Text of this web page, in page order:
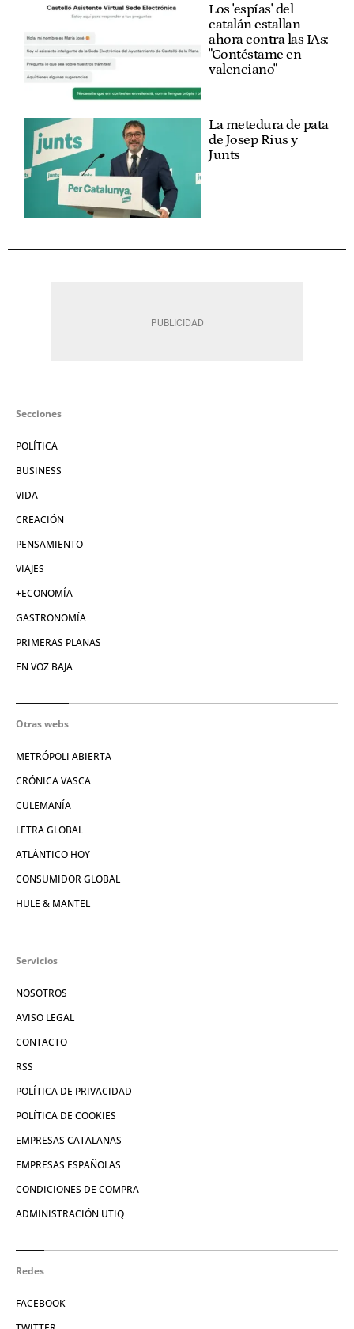
Los 'espías' del
catalán estallan
ahora contra las IAs:
"Contéstame en
valenciano"
La metedura de pata
de Josep Rius y
Junts
Secciones
POLÍTICA
BUSINESS
VIDA
CREACIÓN
PENSAMIENTO
VIAJES
+ECONOMÍA
GASTRONOMÍA
PRIMERAS PLANAS
EN VOZ BAJA
Otras webs
METRÓPOLI ABIERTA
CRÓNICA VASCA
CULEMANÍA
LETRA GLOBAL
ATLÁNTICO HOY
CONSUMIDOR GLOBAL
HULE & MANTEL
Servicios
NOSOTROS
AVISO LEGAL
CONTACTO
RSS
POLÍTICA DE PRIVACIDAD
POLÍTICA DE COOKIES
EMPRESAS CATALANAS
EMPRESAS ESPAÑOLAS
CONDICIONES DE COMPRA
ADMINISTRACIÓN UTIQ
Redes
FACEBOOK